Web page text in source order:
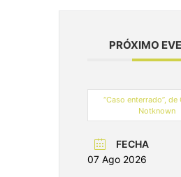
PRÓXIMO
“Caso enterrado”,
Notknown
FECHA
07 Ago 2026